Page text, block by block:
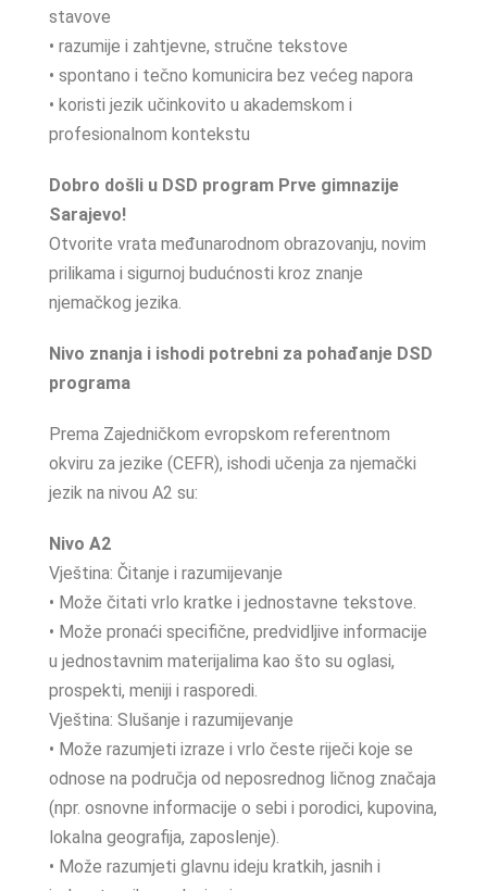
stavove
• razumije i zahtjevne, stručne tekstove
• spontano i tečno komunicira bez većeg napora
• koristi jezik učinkovito u akademskom i
profesionalnom kontekstu
Dobro došli u DSD program Prve gimnazije
Sarajevo!
Otvorite vrata međunarodnom obrazovanju, novim
prilikama i sigurnoj budućnosti kroz znanje
njemačkog jezika.
Nivo znanja i ishodi potrebni za pohađanje DSD
programa
Prema Zajedničkom evropskom referentnom
okviru za jezike (CEFR), ishodi učenja za njemački
jezik na nivou A2 su:
Nivo A2
Vještina: Čitanje i razumijevanje
• Može čitati vrlo kratke i jednostavne tekstove.
• Može pronaći specifične, predvidljive informacije
u jednostavnim materijalima kao što su oglasi,
prospekti, meniji i rasporedi.
Vještina: Slušanje i razumijevanje
• Može razumjeti izraze i vrlo česte riječi koje se
odnose na područja od neposrednog ličnog značaja
(npr. osnovne informacije o sebi i porodici, kupovina,
lokalna geografija, zaposlenje).
• Može razumjeti glavnu ideju kratkih, jasnih i